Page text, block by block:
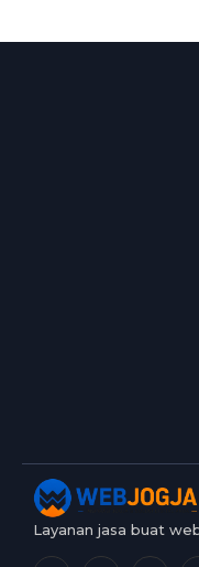
Layanan jasa buat